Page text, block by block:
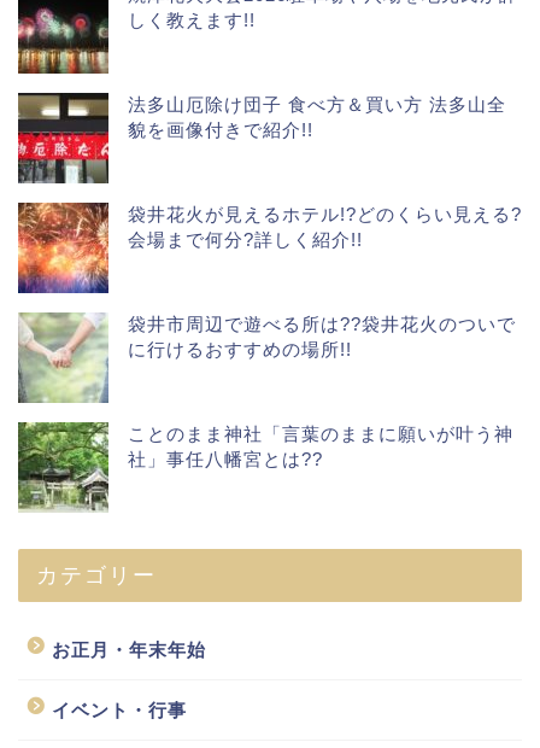
しく教えます!!
法多山厄除け団子 食べ方＆買い方 法多山全
貌を画像付きで紹介!!
袋井花火が見えるホテル!?どのくらい見える?
会場まで何分?詳しく紹介!!
袋井市周辺で遊べる所は??袋井花火のついで
に行けるおすすめの場所!!
ことのまま神社「言葉のままに願いが叶う神
社」事任八幡宮とは??
カテゴリー
お正月・年末年始
イベント・行事